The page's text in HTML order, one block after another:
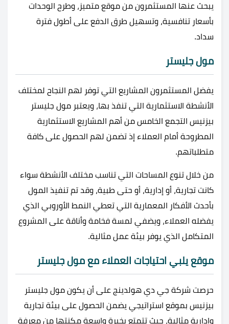
يبحث عنها المستثمرون من موقع متميز، وطرح الوحدات
بأسعار تنافسية، وتسهيل طرق الدفع على أطول فترة
سداد.
مول جليستر
يفضل المستثمرون المشاريع التي توفر لهم النجاح لمختلف
الأنشطة الاستثمارية التي تنفذ بها، ويعتبر مول جليستر
بيزنيس التجمع الخامس من أهم المشاريع الاستثمارية
المطروحة أمام العملاء إذ تضمن لهم الحصول على كافة
متطلباتهم.
من خلال تنوع المساحات التي تناسب مختلف الأنشطة سواء
كانت تجارية، أو إدارية، أو حتى طبية، وقد تم تنفيذ المول
بأحدث الأفكار المعمارية التي تعطي النمط الأوروبي الذي
يفضله العملاء، ويضفي لمسة فخامة وأناقة على المشروع
المتكامل الذي يوفر بيئة عمل مثالية.
موقع يلبي احتياجات العملاء مع مول جليستر
حرصت شركة جي دي هولدينج على أن يكون مول جليستر
بيزنيس بموقع استراتيجي يضمن الحصول على بيئة تجارية
وإدارية مثالية، حيث تتمتع بخبرة واسعة مكنتها من معرفة